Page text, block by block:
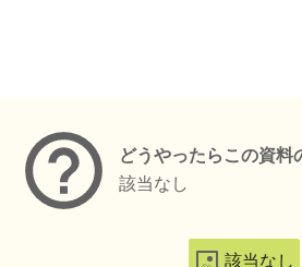
どうやったらこの資料
該当なし
該当なし